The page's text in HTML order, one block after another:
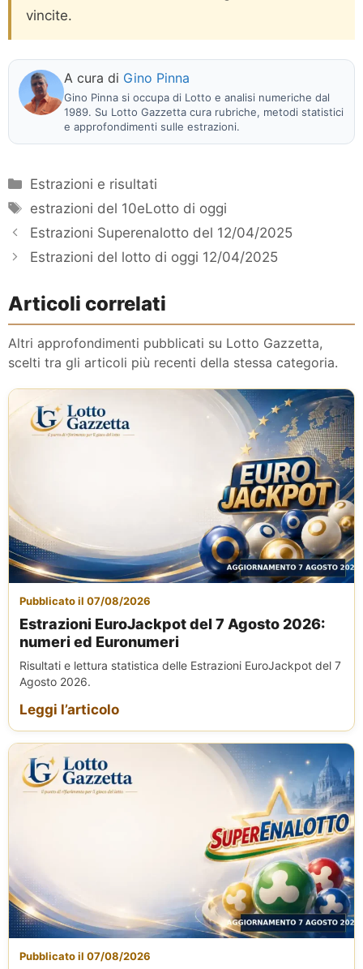
vincite.
A cura di Gino Pinna
Gino Pinna si occupa di Lotto e analisi numeriche dal
1989. Su Lotto Gazzetta cura rubriche, metodi statistici
e approfondimenti sulle estrazioni.
Categorie
Estrazioni e risultati
Tag
estrazioni del 10eLotto di oggi
Estrazioni Superenalotto del 12/04/2025
Estrazioni del lotto di oggi 12/04/2025
Articoli correlati
Altri approfondimenti pubblicati su Lotto Gazzetta,
scelti tra gli articoli più recenti della stessa categoria.
Pubblicato il 07/08/2026
Estrazioni EuroJackpot del 7 Agosto 2026:
numeri ed Euronumeri
Risultati e lettura statistica delle Estrazioni EuroJackpot del 7
Agosto 2026.
Leggi l’articolo
Pubblicato il 07/08/2026